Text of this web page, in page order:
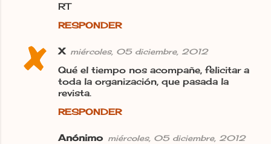
RT
RESPONDER
X miércoles, 05 diciembre, 2012
Qué el tiempo nos acompañe, felicitar a
toda la organización, que pasada la
revista.
RESPONDER
Anónimo miércoles, 05 diciembre, 2012